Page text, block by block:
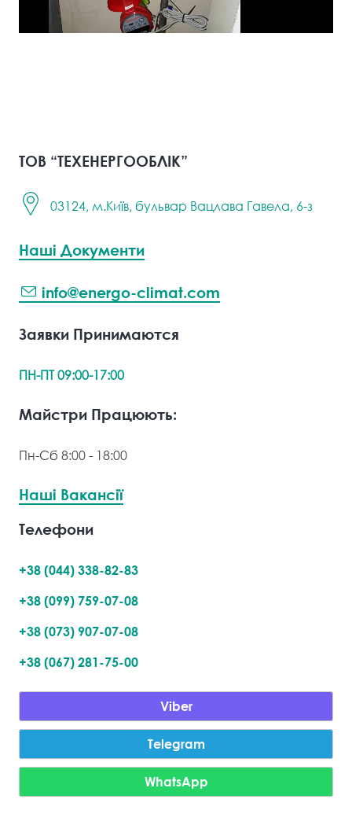
ТОВ “ТЕХЕНЕРГООБЛІК”
03124, м.Київ, бульвар Вацлава Гавела, 6-з
Наші Документи
info@energo-climat.com
Заявки Принимаются
ПН-ПТ 09:00-17:00
Майстри Працюють:
Пн-Сб 8:00 - 18:00
Наші Вакансії
Телефони
+38 (044) 338-82-83
+38 (099) 759-07-08
+38 (073) 907-07-08
+38 (067) 281-75-00
Viber
Telegram
WhatsApp